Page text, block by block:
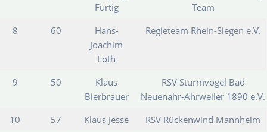
Fürtig
Team
8
60
Hans-
Joachim
Loth
Regieteam Rhein-Siegen e.V.
9 50
Klaus
Bierbrauer
RSV Sturmvogel Bad
Neuenahr-Ahrweiler 1890 e.V.
10
57 Klaus Jesse
RSV Rückenwind Mannheim